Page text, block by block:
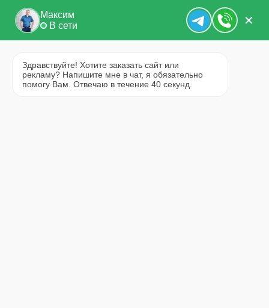
Максим
В сети
✕
Здравствуйте! Хотите заказать сайт или
рекламу? Напишите мне в чат, я обязательно
помогу Вам. Отвечаю в течение 40 секунд.